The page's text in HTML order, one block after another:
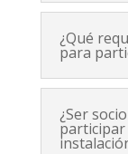
¿Qué
para
¿Ser